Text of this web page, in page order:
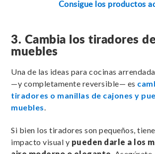
Consigue los productos
3. Cambia los tiradores
muebles
Una de las ideas para cocinas
—y completamente reversible— es
tiradores o manillas de cajones y
muebles.
Si bien los tiradores son pequeños,
impacto visual y pueden darle a los